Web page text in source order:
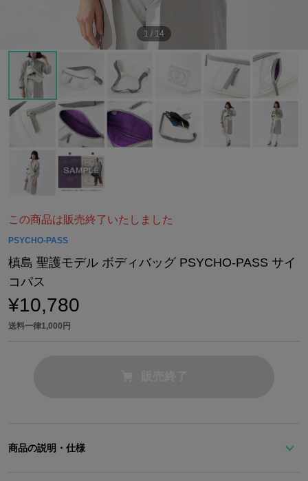
1 / 14
この商品は販売終了いたしました
PSYCHO-PASS
槙島 聖護モデル ボディバッグ PSYCHO-PASS サイ
コパス
¥10,780
送料一律1,000円
商品の説明・仕様